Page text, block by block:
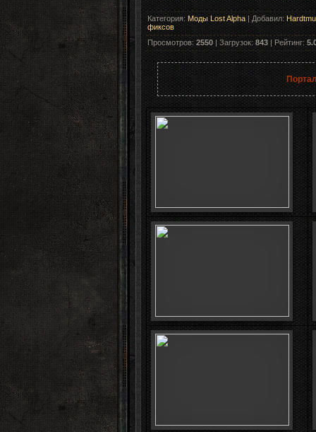
Категория:Моды Lost Alpha|Добавил:
фиксов
Просмотров:2550 | Загрузок: 843 | Рейтинг: